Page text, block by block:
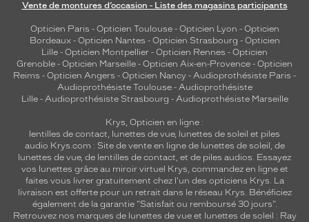
Vente de montures d’occasion - Liste des magasins participants
Opticien Paris - Opticien Toulouse- Opticien Lyon - Opticien
Bordeaux- Opticien Nantes - Opticien Strasbourg - Opticien
Lille - Opticien Montpellier - Opticien Rennes - Opticien
Grenoble - Opticien Marseille - Opticien Aix-en-Provence - Opticien
Reims - Opticien Angers - Opticien Nancy - Audioprothésiste Paris -
Audioprothésiste Toulouse- Audioprothésiste
Lille- Audioprothésiste Strasbourg - Audioprothésiste Marseille
Krys, Opticien en ligne :
lentilles de contact, lunettes de vue, lunettes de soleil et piles
audio Krys.com : Site de vente en ligne de lunettes de soleil, de
lunettes de vue, de lentilles de contact, et de piles audios. Essayez
vos lunettes grâce au miroir virtuel Krys, commandez en ligne et
faites vous livrer gratuitement chez l'un des opticiens Krys. La
livraison est offerte pour un retrait dans le réseau Krys. Bénéficiez
également de la garantie "Satisfait ou remboursé 30 jours".
Retrouvez nos marques de lunettes de vue et lunettes de soleil : Ray